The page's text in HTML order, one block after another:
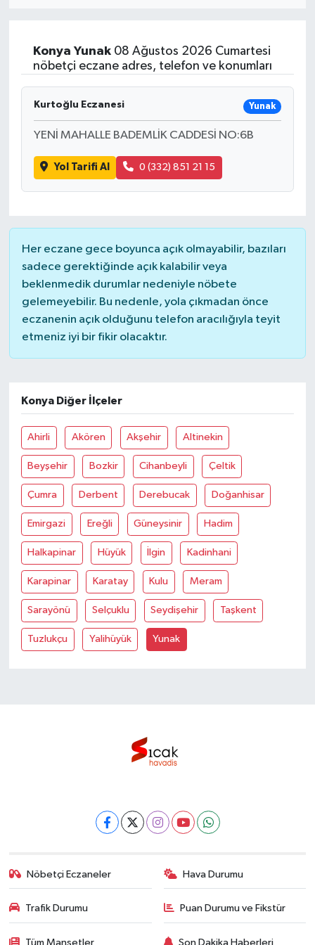
Konya Yunak08 Ağustos 2026 Cumartesi
nöbetçi eczane adres, telefon ve konumları
Kurtoğlu Eczanesi Yunak
YENİ MAHALLE BADEMLİK CADDESİ NO:6B
Yol Tarifi Al 0 (332) 851 21 15
Her eczane gece boyunca açık olmayabilir, bazıları
sadece gerektiğinde açık kalabilir veya
beklenmedik durumlar nedeniyle nöbete
gelemeyebilir. Bu nedenle, yola çıkmadan önce
eczanenin açık olduğunu telefon aracılığıyla teyit
etmeniz iyi bir fikir olacaktır.
Konya Diğer İlçeler
Ahirli Akören Akşehir Altinekin
Beyşehir Bozkir Cihanbeyli Çeltik
Çumra Derbent Derebucak Doğanhisar
Emirgazi Ereğli Güneysinir Hadim
Halkapinar Hüyük İlgin Kadinhani
Karapinar Karatay Kulu Meram
Sarayönü Selçuklu Seydişehir Taşkent
Tuzlukçu Yalihüyük Yunak
Nöbetçi Eczaneler Hava Durumu
Trafik Durumu Puan Durumu ve Fikstür
Tüm Manşetler Son Dakika Haberleri
Sağlık
Magazin
Gündem
Bilim